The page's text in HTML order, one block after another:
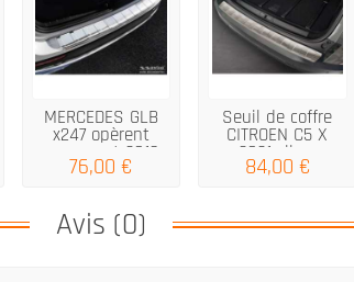
MERCEDES GLB
x247 opèrent
moyennant 2019...
76,00 €
Seuil de coffre
CITROEN C5 X
2021 silver
84,00 €
Avis (0)